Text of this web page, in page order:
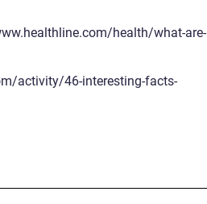
health/what-are-
activity/46-interesting-facts-